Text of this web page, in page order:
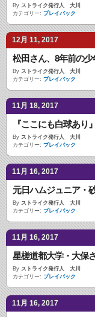
By ストライク発行人 大川
カテゴリー: プレイバック
12月 11, 2017
松田さん、8年前の
By ストライク発行人 大川
カテゴリー: プレイバック
11月 18, 2017
『ここにも白球あり
By ストライク発行人 大川
カテゴリー: プレイバック
11月 16, 2017
元日ハムジュニア・
By ストライク発行人 大川
カテゴリー: プレイバック
11月 16, 2017
星槎道都大学・大保
By ストライク発行人 大川
カテゴリー: プレイバック
11月 16, 2017